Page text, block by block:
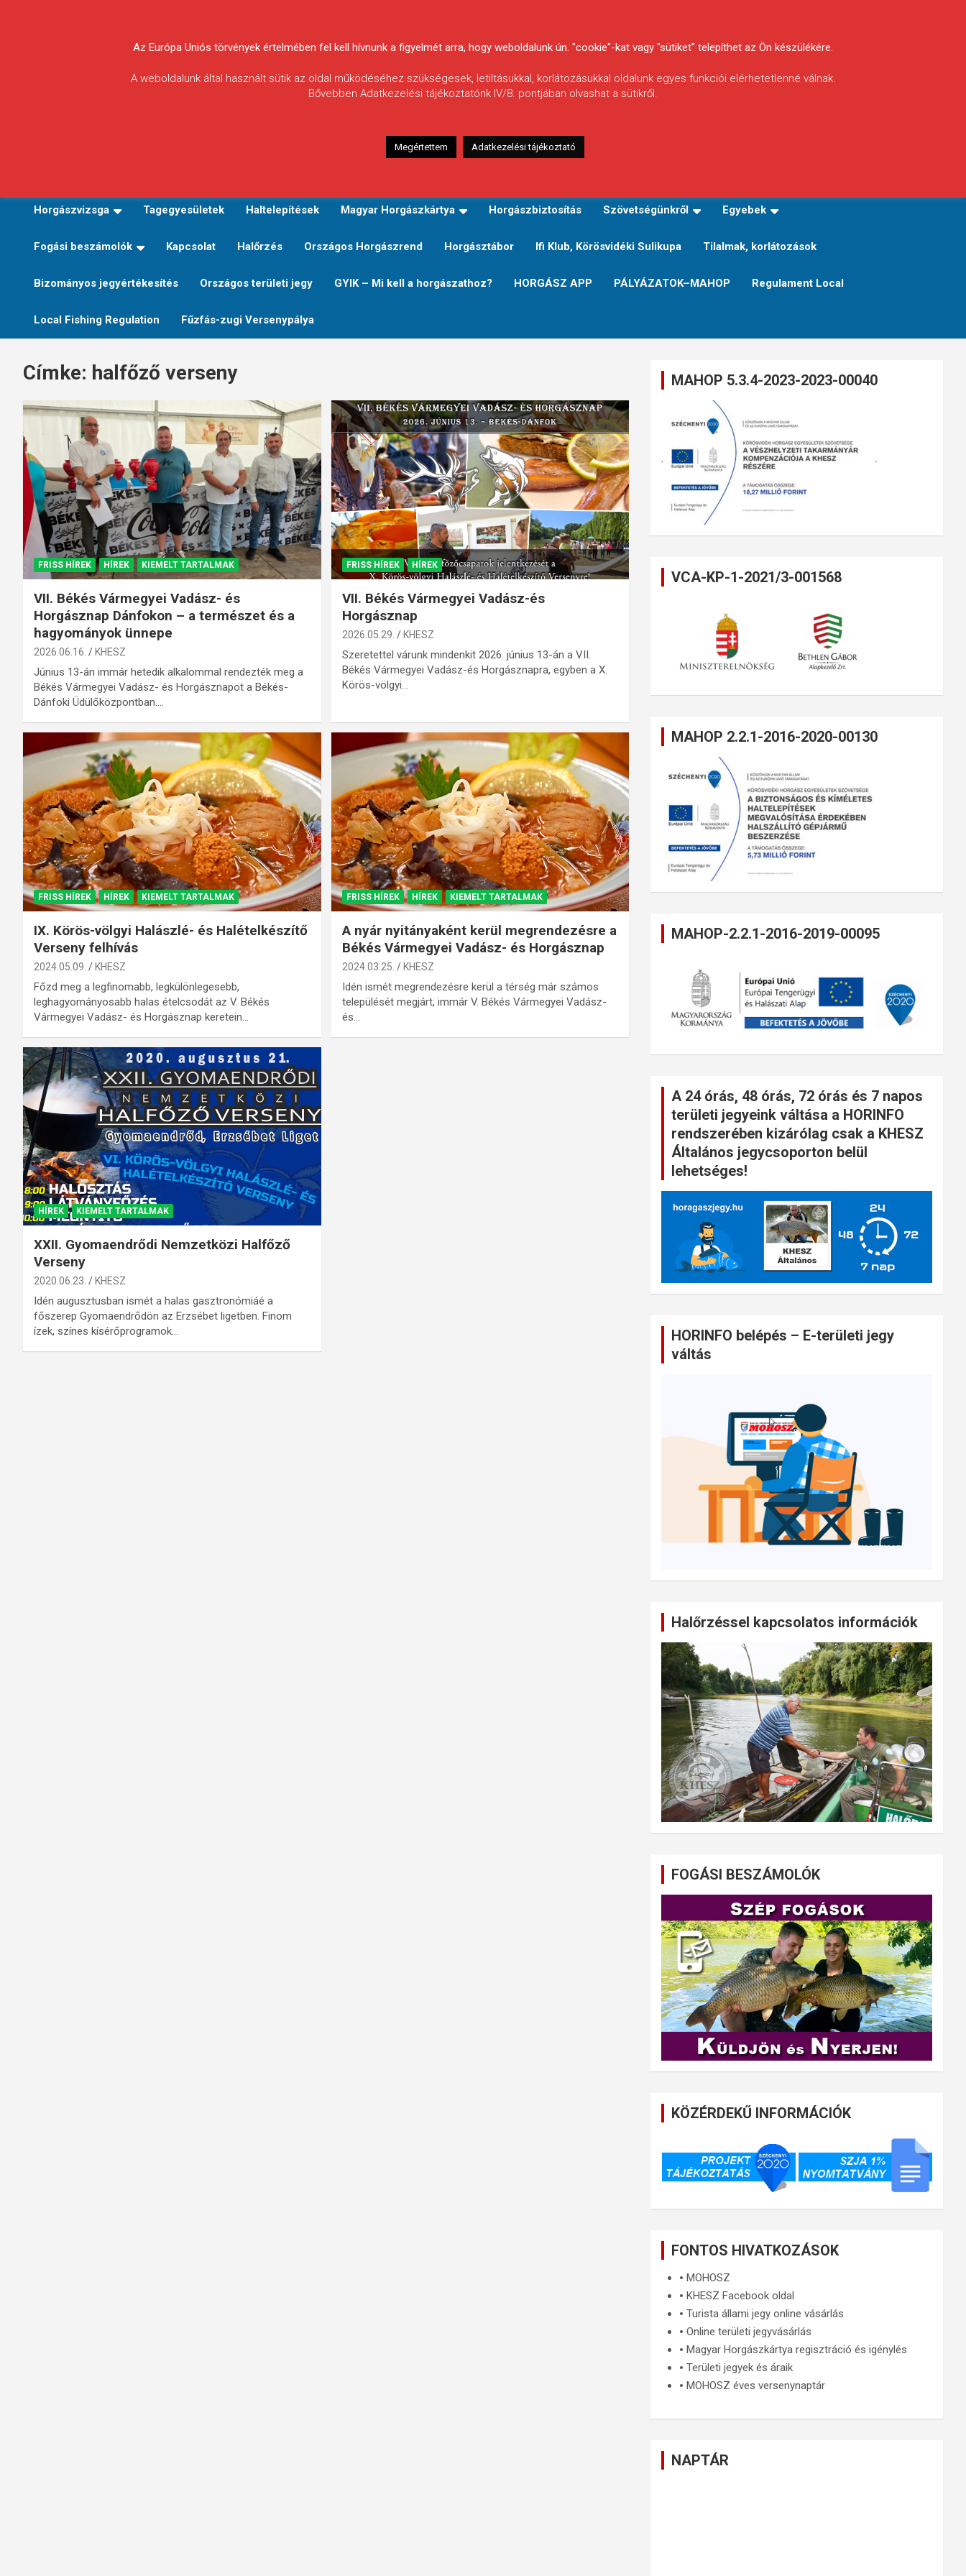
Körösvidéki Horgász
Egyesületek
Horgászvizsga Tagegyesületek Haltelepítések Magyar Horgászkártya Horgászbiztosítás Szövetségünkről Egyebek
Fogási beszámolók Kapcsolat Halőrzés Országos Horgászrend Horgásztábor Ifi Klub, Körösvidéki Sulikupa Tilalmak, korlátozások
Bizományos jegyértékesítés Országos területi jegy GYIK – Mi kell a horgászathoz? HORGÁSZ APP PÁLYÁZATOK–MAHOP Regulament Local
Local Fishing Regulation Fűzfás-zugi Versenypálya
Címke: halfőző verseny
FRISS HÍREK HÍREK KIEMELT TARTALMAK
VII. Békés Vármegyei Vadász- és
Horgásznap Dánfokon – a természet és a
hagyományok ünnepe
2026.06.16. KHESZ
Június 13-án immár hetedik alkalommal rendezték meg a
Békés Vármegyei Vadász- és Horgásznapot a Békés-
Dánfoki Üdülőközpontban.…
FRISS HÍREK HÍREK
VII. Békés Vármegyei Vadász-és
Horgásznap
2026.05.29. KHESZ
Szeretettel várunk mindenkit 2026. június 13-án a VII.
Békés Vármegyei Vadász-és Horgásznapra, egyben a X.
Körös-völgyi…
FRISS HÍREK HÍREK KIEMELT TARTALMAK
IX. Körös-völgyi Halászlé- és Halételkészítő
Verseny felhívás
2024.05.09. KHESZ
Főzd meg a legfinomabb, legkülönlegesebb,
leghagyományosabb halas ételcsodát az V. Békés
Vármegyei Vadász- és Horgásznap keretein…
FRISS HÍREK HÍREK KIEMELT TARTALMAK
A nyár nyitányaként kerül megrendezésre a
Békés Vármegyei Vadász- és Horgásznap
2024.03.25. KHESZ
Idén ismét megrendezésre kerül a térség már számos
települését megjárt, immár V. Békés Vármegyei Vadász-
és…
HÍREK KIEMELT TARTALMAK
XXII. Gyomaendrődi Nemzetközi Halfőző
Verseny
2020.06.23. KHESZ
Idén augusztusban ismét a halas gasztronómiáé a
főszerep Gyomaendrődön az Erzsébet ligetben. Finom
ízek, színes kísérőprogramok…
MAHOP 5.3.4-2023-2023-00040
VCA-KP-1-2021/3-001568
MAHOP 2.2.1-2016-2020-00130
MAHOP-2.2.1-2016-2019-00095
A 24 órás, 48 órás, 72 órás és 7 napos
területi jegyeink váltása a HORINFO
rendszerében kizárólag csak a KHESZ
Általános jegycsoporton belül
lehetséges!
HORINFO belépés – E-területi jegy
váltás
Halőrzéssel kapcsolatos információk
FOGÁSI BESZÁMOLÓK
KÖZÉRDEKŰ INFORMÁCIÓK
FONTOS HIVATKOZÁSOK
🞄MOHOSZ
🞄KHESZ Facebook oldal
🞄Turista állami jegy online vásárlás
🞄Online területi jegyvásárlás
🞄Magyar Horgászkártya regisztráció és igénylés
🞄Területi jegyek és áraik
🞄MOHOSZ éves versenynaptár
NAPTÁR
Az Európa Uniós törvények értelmében fel kell hívnunk a figyelmét arra, hogy weboldalunk ún. "cookie"-kat vagy "sütiket" telepíthet az Ön készülékére.
A weboldalunk által használt sütik az oldal működéséhez szükségesek, letiltásukkal, korlátozásukkal oldalunk egyes funkciói elérhetetlenné válnak.
Bővebben Adatkezelési tájékoztatónk IV/8. pontjában olvashat a sütikről.
Megértettem Adatkezelési tájékoztató